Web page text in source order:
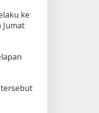
ke
Jumat
tersebut